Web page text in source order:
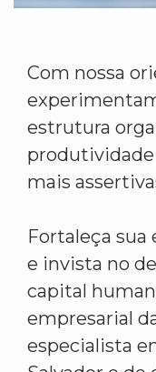
Com nossa
estrutura
produtividade
mais
Fortaleça
e invista no
capital
empresarial
especialista